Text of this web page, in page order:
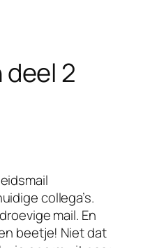
2
collega’s.
mail. En
beetje! Niet dat